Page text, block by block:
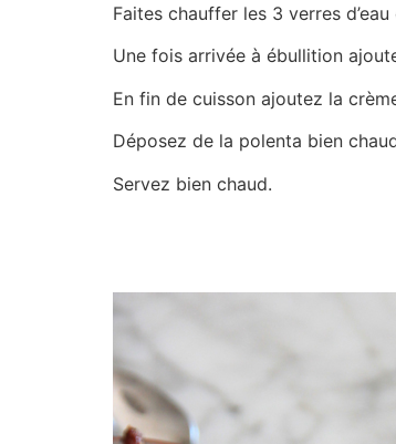
Faites chauffer les 3 verres
Une fois arrivée à ébullition
En fin de cuisson ajoutez la
Déposez de la polenta bien
Servez bien chaud.